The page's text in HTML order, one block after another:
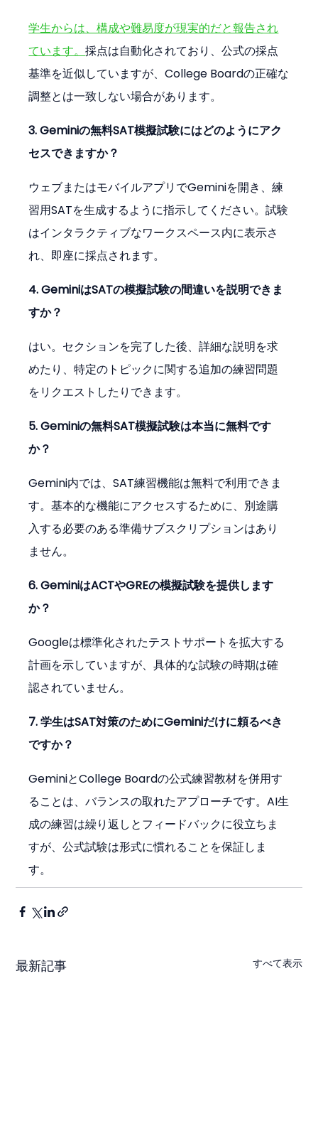
学生からは、構成や難易度が現実的だと報告され
ています。採点は自動化されており、公式の採点
基準を近似していますが、College Boardの正確な
調整とは一致しない場合があります。
3. Geminiの無料SAT模擬試験にはどのようにアク
セスできますか？
ウェブまたはモバイルアプリでGeminiを開き、練
習用SATを生成するように指示してください。試験
はインタラクティブなワークスペース内に表示さ
れ、即座に採点されます。
4. GeminiはSATの模擬試験の間違いを説明できま
すか？
はい。セクションを完了した後、詳細な説明を求
めたり、特定のトピックに関する追加の練習問題
をリクエストしたりできます。
5. Geminiの無料SAT模擬試験は本当に無料です
か？
Gemini内では、SAT練習機能は無料で利用できま
す。基本的な機能にアクセスするために、別途購
入する必要のある準備サブスクリプションはあり
ません。
6. GeminiはACTやGREの模擬試験を提供します
か？
Googleは標準化されたテストサポートを拡大する
計画を示していますが、具体的な試験の時期は確
認されていません。
7. 学生はSAT対策のためにGeminiだけに頼るべき
ですか？
GeminiとCollege Boardの公式練習教材を併用す
ることは、バランスの取れたアプローチです。AI生
成の練習は繰り返しとフィードバックに役立ちま
すが、公式試験は形式に慣れることを保証しま
す。
最新記事 すべて表示